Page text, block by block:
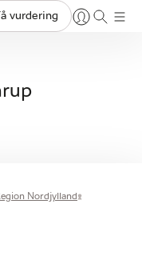
vurdering
Nordjylland